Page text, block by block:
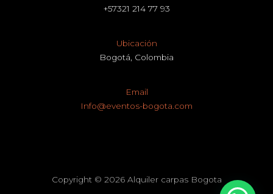
+57321 214 77 93
Ubicación
Bogotá, Colombia
Email
Info@eventos-bogota.com
Copyright © 2026 Alquiler carpas Bogota